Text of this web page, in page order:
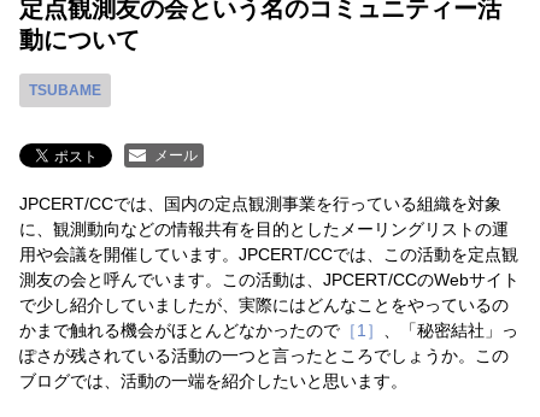
定点観測友の会という名のコミュニティー活
動について
TSUBAME
メール
JPCERT/CCでは、国内の定点観測事業を行っている組織を対象
に、観測動向などの情報共有を目的としたメーリングリストの運
用や会議を開催しています。JPCERT/CCでは、この活動を定点観
測友の会と呼んでいます。この活動は、JPCERT/CCのWebサイト
で少し紹介していましたが、実際にはどんなことをやっているの
かまで触れる機会がほとんどなかったので ［1］
、「秘密結社」っ
ぽさが残されている活動の一つと言ったところでしょうか。この
ブログでは、活動の一端を紹介したいと思います。